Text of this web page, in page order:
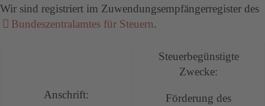
Wir sind registriert im Zuwendungsempfängerregister des
Bundeszentralamtes für Steuern.
Anschrift:
Steuerbegünstigte
Zwecke:
Förderung des